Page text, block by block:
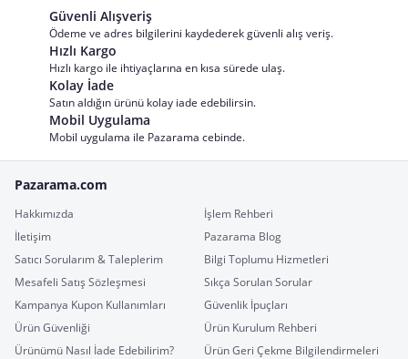
Güvenli Alışveriş
Ödeme ve adres bilgilerini kaydederek güvenli alış veriş.
Hızlı Kargo
Hızlı kargo ile ihtiyaçlarına en kısa sürede ulaş.
Kolay İade
Satın aldığın ürünü kolay iade edebilirsin.
Mobil Uygulama
Mobil uygulama ile Pazarama cebinde.
Pazarama.com
Hakkımızda
İşlem Rehberi
İletişim
Pazarama Blog
Satıcı Sorularım & Taleplerim
Bilgi Toplumu Hizmetleri
Mesafeli Satış Sözleşmesi
Sıkça Sorulan Sorular
Kampanya Kupon Kullanımları
Güvenlik İpuçları
Ürün Güvenliği
Ürün Kurulum Rehberi
Ürünümü Nasıl İade Edebilirim?
Ürün Geri Çekme Bilgilendirmeleri